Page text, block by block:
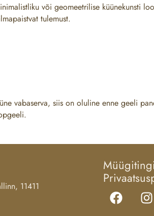
või geomeetrilise küünekunsti
tulemust.
vabaserva, siis on oluline enne geeli
11411